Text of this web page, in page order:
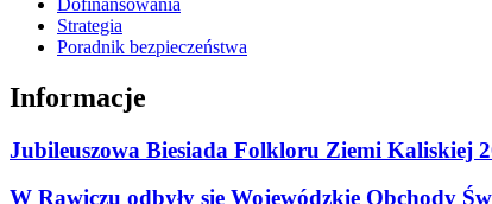
Dofinansowania
Strategia
Poradnik bezpieczeństwa
Informacje
Jubileuszowa Biesiada Folkloru Ziemi Kaliskiej
W Rawiczu odbyły się Wojewódzkie Obchody